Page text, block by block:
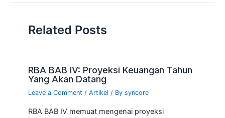
Related Posts
RBA BAB IV: Proyeksi Keuangan Tahun
Yang Akan Datang
Leave a Comment /Artikel / Bysyncore
RBA BAB IV memuat mengenai proyeksi